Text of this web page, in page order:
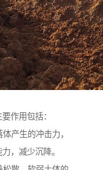
作用包括：
产生的冲击力，
，减少沉降。